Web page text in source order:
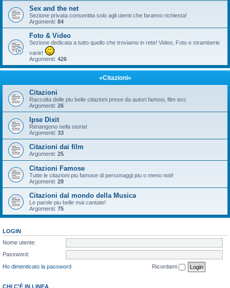
Sex and the net
Sezione privata consentita solo agli utenti che faranno richiesta!
Argomenti: 84
Foto & Video
Sezione dedicata a tutto quello che troviamo in rete! Video, Foto e stramberie
varie!
Argomenti: 426
«Citazioni»
Citazioni
Raccolta delle piu belle citazioni prese da autori famosi, film ecc
Argomenti: 26
Ipse Dixit
Rimangono nella storia!
Argomenti: 33
Citazioni dai film
Argomenti: 25
Citazioni Famose
Tutte le citazioni piu famose di personaggi piu o meno noti!
Argomenti: 28
Citazioni dal mondo della Musica
Le parole piu belle mai cantate!
Argomenti: 75
LOGIN
Nome utente:
Password:
Ho dimenticato la password
Ricordami
CHI C’È IN LINEA